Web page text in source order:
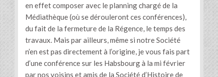
en effet composer avec le planning chargé de la
Médiathèque (où se dérouleront ces conférences),
du fait de la fermeture de la Régence, le temps des
travaux. Mais par ailleurs, même si notre Société
n’en est pas directement à l’origine, je vous fais part
d’une conférence sur les Habsbourg à la mi février
par nos voisins et amis de la Société d’Histoire de